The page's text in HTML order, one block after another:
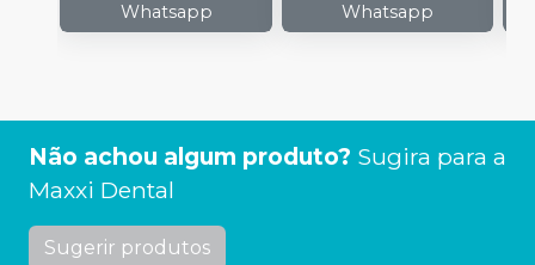
Whatsapp
Whatsapp
Não achou algum produto? Sugira para a
Maxxi Dental
Sugerir produtos